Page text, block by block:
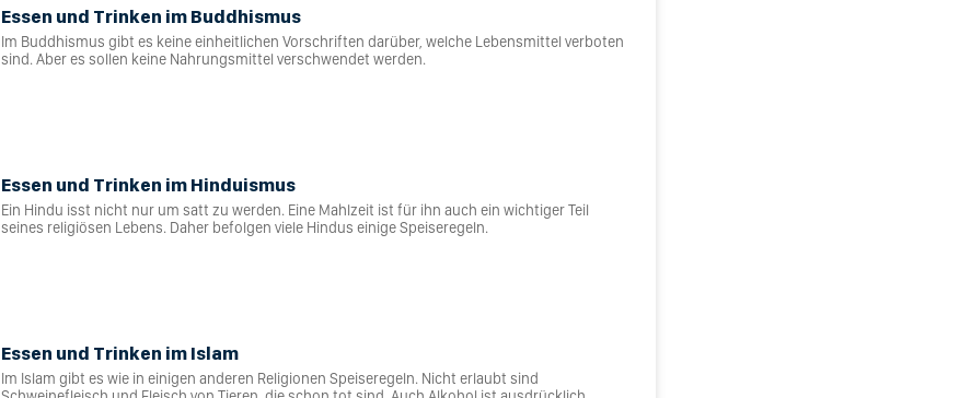
Essen und Trinken im Buddhismus
Im Buddhismus gibt es keine einheitlichen Vorschriften darüber, welche Lebensmittel verboten
sind. Aber es sollen keine Nahrungsmittel verschwendet werden.
Essen und Trinken im Hinduismus
Ein Hindu isst nicht nur um satt zu werden. Eine Mahlzeit ist für ihn auch ein wichtiger Teil
seines religiösen Lebens. Daher befolgen viele Hindus einige Speiseregeln.
Essen und Trinken im Islam
Im Islam gibt es wie in einigen anderen Religionen Speiseregeln. Nicht erlaubt sind